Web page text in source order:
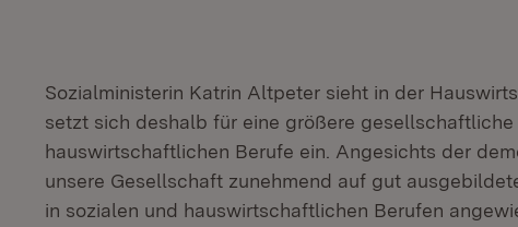
Sozialministerin Katrin Altpeter sieht in der
setzt sich deshalb für eine größere
hauswirtschaftlichen Berufe ein. Angesichts der
unsere Gesellschaft zunehmend auf gut
in sozialen und hauswirtschaftlichen Berufen